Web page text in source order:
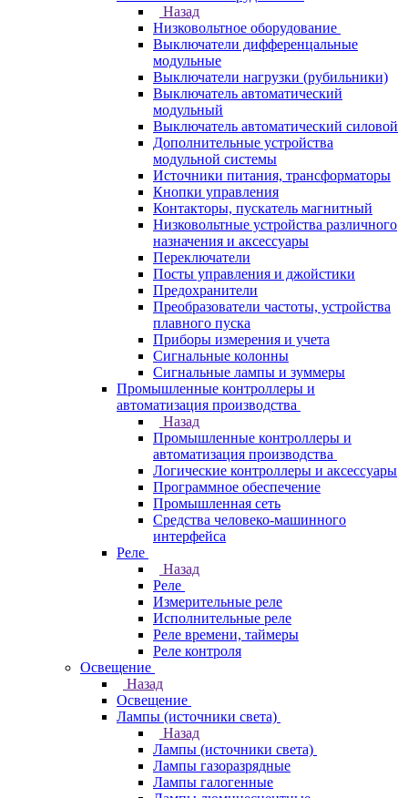
Назад
Низковольтное оборудование
Выключатели дифференцальные
модульные
Выключатели нагрузки (рубильники)
Выключатель автоматический
модульный
Выключатель автоматический силовой
Дополнительные устройства
модульной системы
Источники питания, трансформаторы
Кнопки управления
Контакторы, пускатель магнитный
Низковольтные устройства различного
назначения и аксессуары
Переключатели
Посты управления и джойстики
Предохранители
Преобразователи частоты, устройства
плавного пуска
Приборы измерения и учета
Сигнальные колонны
Сигнальные лампы и зуммеры
Промышленные контроллеры и
автоматизация производства
Назад
Промышленные контроллеры и
автоматизация производства
Логические контроллеры и аксессуары
Программное обеспечение
Промышленная сеть
Средства человеко-машинного
интерфейса
Реле
Назад
Реле
Измерительные реле
Исполнительные реле
Реле времени, таймеры
Реле контроля
Освещение
Назад
Освещение
Лампы (источники света)
Назад
Лампы (источники света)
Лампы газоразрядные
Лампы галогенные